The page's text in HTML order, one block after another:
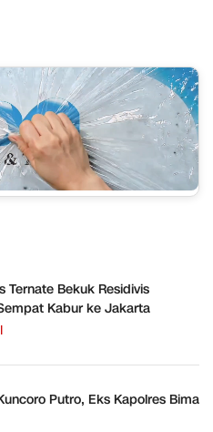
Ternate Bekuk Residivis
Kabur ke Jakarta
Putro, Eks Kapolres Bima